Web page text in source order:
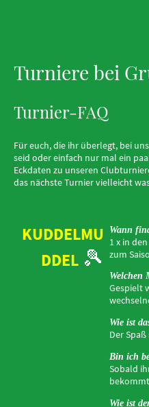
Turniere bei
Turnier-FAQ
Für euch, die ihr überlegt, bei
seid oder einfach nur mal ein
Eckdaten zu unseren
das nächste Turnier vielleicht
KUDDELMU
DDEL 🎾
Wann
1 x in
zum
Welchen
Gespielt
Wie ist
Der
Bin ich
Sobald
Wie ist